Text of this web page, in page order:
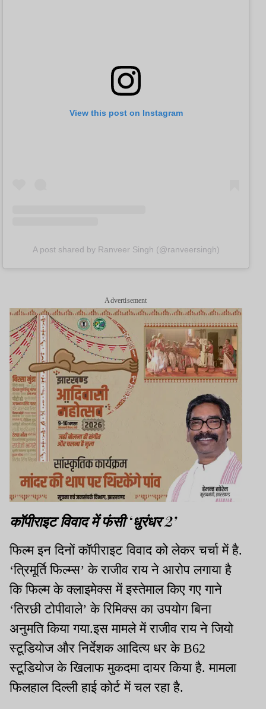
View this post on Instagram
A post shared by Ranveer Singh (@ranveersingh)
Advertisement
कॉपीराइट विवाद में फंसी ‘धुरंधर 2’
फिल्म इन दिनों कॉपीराइट विवाद को लेकर चर्चा में है.
‘त्रिमूर्ति फिल्म्स’ के राजीव राय ने आरोप लगाया है
कि फिल्म के क्लाइमेक्स में इस्तेमाल किए गए गाने
‘तिरछी टोपीवाले’ के रिमिक्स का उपयोग बिना
अनुमति किया गया.इस मामले में राजीव राय ने जियो
स्टूडियोज और निर्देशक आदित्य धर के B62
स्टूडियोज के खिलाफ मुकदमा दायर किया है. मामला
फिलहाल दिल्ली हाई कोर्ट में चल रहा है.